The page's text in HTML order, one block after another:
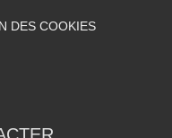
DES COOKIES